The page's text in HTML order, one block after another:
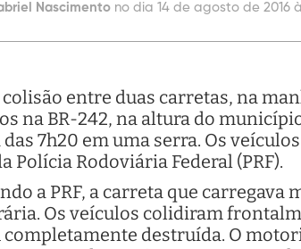
Nascimento no dia 14 de agosto de 2016
entre duas carretas, na
na BR-242, na altura do
7h20 em uma serra. Os
Polícia Rodoviária Federal (PRF).
a PRF, a carreta que
Os veículos colidiram
destruída. O